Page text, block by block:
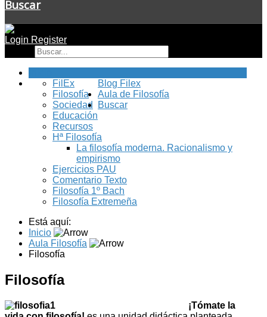
Buscar
Login Register
Blog Filex
FilEx
Filosofía
Sociedad
Educación
Recursos
Aula de Filosofía
Hª Filosofía
La filosofía moderna. Racionalismo y
empirismo
Ejercicios PAU
Comentario Texto
Filosofía 1º Bach
Filosofía Extremeña
Buscar
Está aquí:
Inicio
Aula Filosofía
Filosofía
Filosofía
¡Tómate la